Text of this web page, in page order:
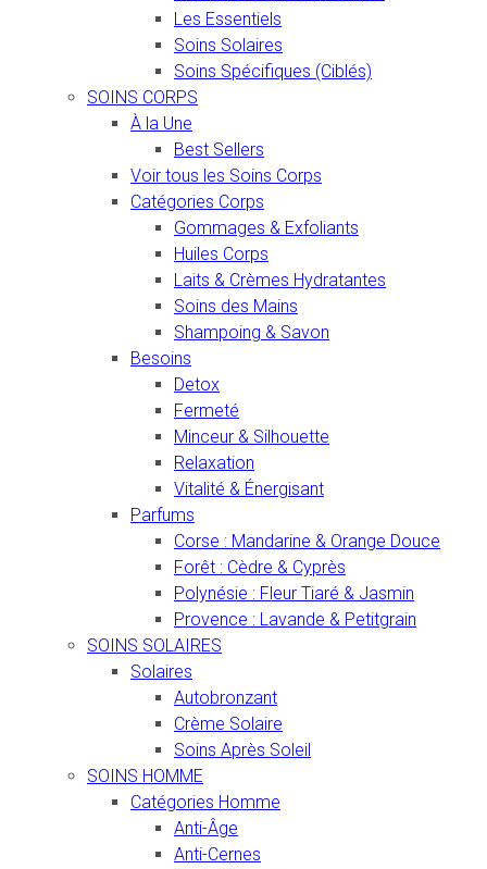
Les Essentiels
Soins Solaires
Soins Spécifiques (Ciblés)
SOINS CORPS
À la Une
Best Sellers
Voir tous les Soins Corps
Catégories Corps
Gommages & Exfoliants
Huiles Corps
Laits & Crèmes Hydratantes
Soins des Mains
Shampoing & Savon
Besoins
Detox
Fermeté
Minceur & Silhouette
Relaxation
Vitalité & Énergisant
Parfums
Corse : Mandarine & Orange Douce
Forêt : Cèdre & Cyprès
Polynésie : Fleur Tiaré & Jasmin
Provence : Lavande & Petitgrain
SOINS SOLAIRES
Solaires
Autobronzant
Crème Solaire
Soins Après Soleil
SOINS HOMME
Catégories Homme
Anti-Âge
Anti-Cernes